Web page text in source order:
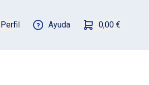
Perfil Ayuda 0,00 €